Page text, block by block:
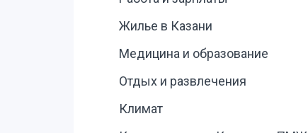
Жилье в Казани
Медицина и образование
Отдых и развлечения
Климат